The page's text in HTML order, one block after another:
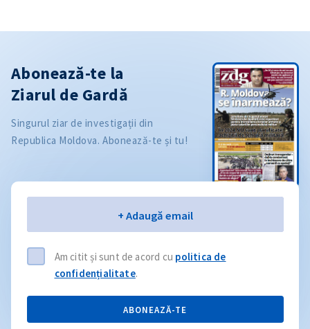
Abonează-te la
Ziarul de Gardă
Singurul ziar de investigații din
Republica Moldova. Abonează-te și tu!
+ Adaugă email
Am citit și sunt de acord cu politica de
confidențialitate.
ABONEAZĂ-TE